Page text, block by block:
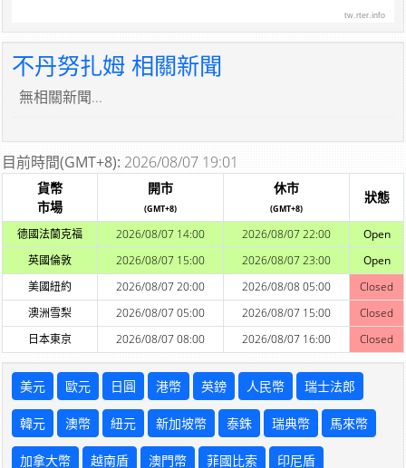
tw.rter.info
不丹努扎姆 相關新聞
無相關新聞...
目前時間(GMT+8): 2026/08/07 19:01
貨幣
市場
開市
(GMT+8)
休市
(GMT+8)
狀態
德國法蘭克福 2026/08/07 14:00 2026/08/07 22:00
Open
英國倫敦
2026/08/07 15:00 2026/08/07 23:00
Open
美國紐約
2026/08/07 20:00 2026/08/08 05:00
Closed
澳洲雪梨
2026/08/07 05:00 2026/08/07 15:00
Closed
日本東京
2026/08/07 08:00 2026/08/07 16:00 Closed
美元 歐元 日圓 港幣 英鎊 人民幣 瑞士法郎
韓元 澳幣 紐元 新加坡幣 泰銖 瑞典幣 馬來幣
加拿大幣 越南盾 澳門幣 菲國比索 印尼盾